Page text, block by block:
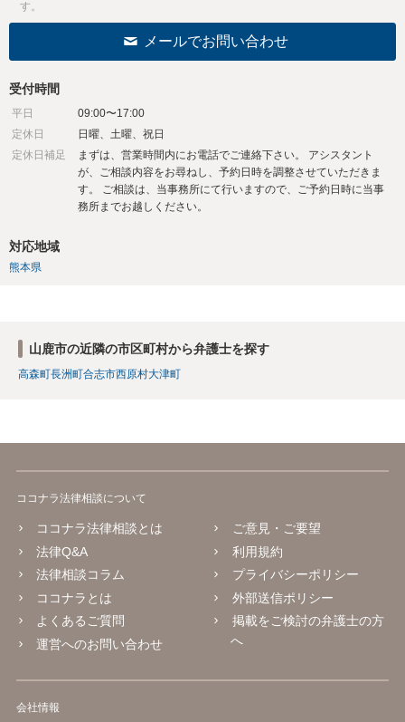
す。
メールでお問い合わせ
受付時間
平日
09:00〜17:00
定休日
日曜、土曜、祝日
定休日補足
まずは、営業時間内にお電話でご連絡下さい。 アシスタント
が、ご相談内容をお尋ねし、予約日時を調整させていただきま
す。 ご相談は、当事務所にて行いますので、ご予約日時に当事
務所までお越しください。
対応地域
熊本県
山鹿市の近隣の市区町村から弁護士を探す
高森町長洲町合志市西原村大津町
ココナラ法律相談について
ココナラ法律相談とは
法律Q&A
法律相談コラム
ココナラとは
よくあるご質問
運営へのお問い合わせ
ご意見・ご要望
利用規約
プライバシーポリシー
外部送信ポリシー
掲載をご検討の弁護士の方
へ
会社情報